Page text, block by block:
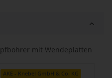
mit Wendeplatten
AKE - Knebel GmbH & Co. KG